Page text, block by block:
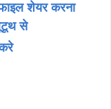
शेयर करना
से